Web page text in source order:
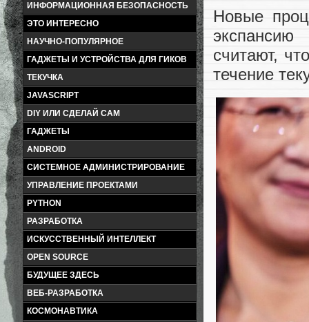
ИНФОРМАЦИОННАЯ БЕЗОПАСНОСТЬ
ЭТО ИНТЕРЕСНО
НАУЧНО-ПОПУЛЯРНОЕ
ГАДЖЕТЫ И УСТРОЙСТВА ДЛЯ ГИКОВ
ТЕКУЧКА
JAVASCRIPT
DIY ИЛИ СДЕЛАЙ САМ
ГАДЖЕТЫ
ANDROID
СИСТЕМНОЕ АДМИНИСТРИРОВАНИЕ
УПРАВЛЕНИЕ ПРОЕКТАМИ
PYTHON
РАЗРАБОТКА
ИСКУССТВЕННЫЙ ИНТЕЛЛЕКТ
OPEN SOURCE
БУДУЩЕЕ ЗДЕСЬ
ВЕБ-РАЗРАБОТКА
КОСМОНАВТИКА
Новые
экспансию
считают,
течение